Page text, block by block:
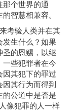
那个世界的通
的智慧相兼容。
考验人类并在其
发生什么？如果
的恩赐， 以继
一些犯罪者在今
因其犯下的罪过
因其行为而得到
的公道中是否是
像犯罪的人一样